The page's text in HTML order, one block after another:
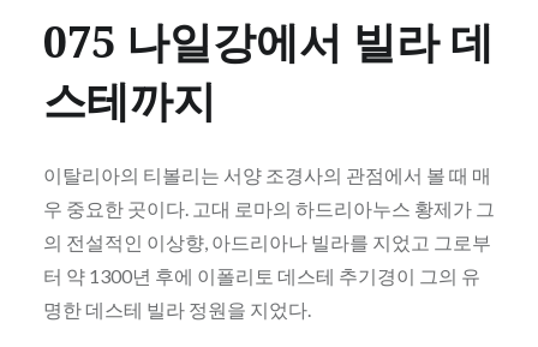
075 나일강에서 빌라 데
스테까지
이탈리아의 티볼리는 서양 조경사의 관점에서 볼 때 매
우 중요한 곳이다. 고대 로마의 하드리아누스 황제가 그
의 전설적인 이상향, 아드리아나 빌라를 지었고 그로부
터 약 1300년 후에 이폴리토 데스테 추기경이 그의 유
명한 데스테 빌라 정원을 지었다.